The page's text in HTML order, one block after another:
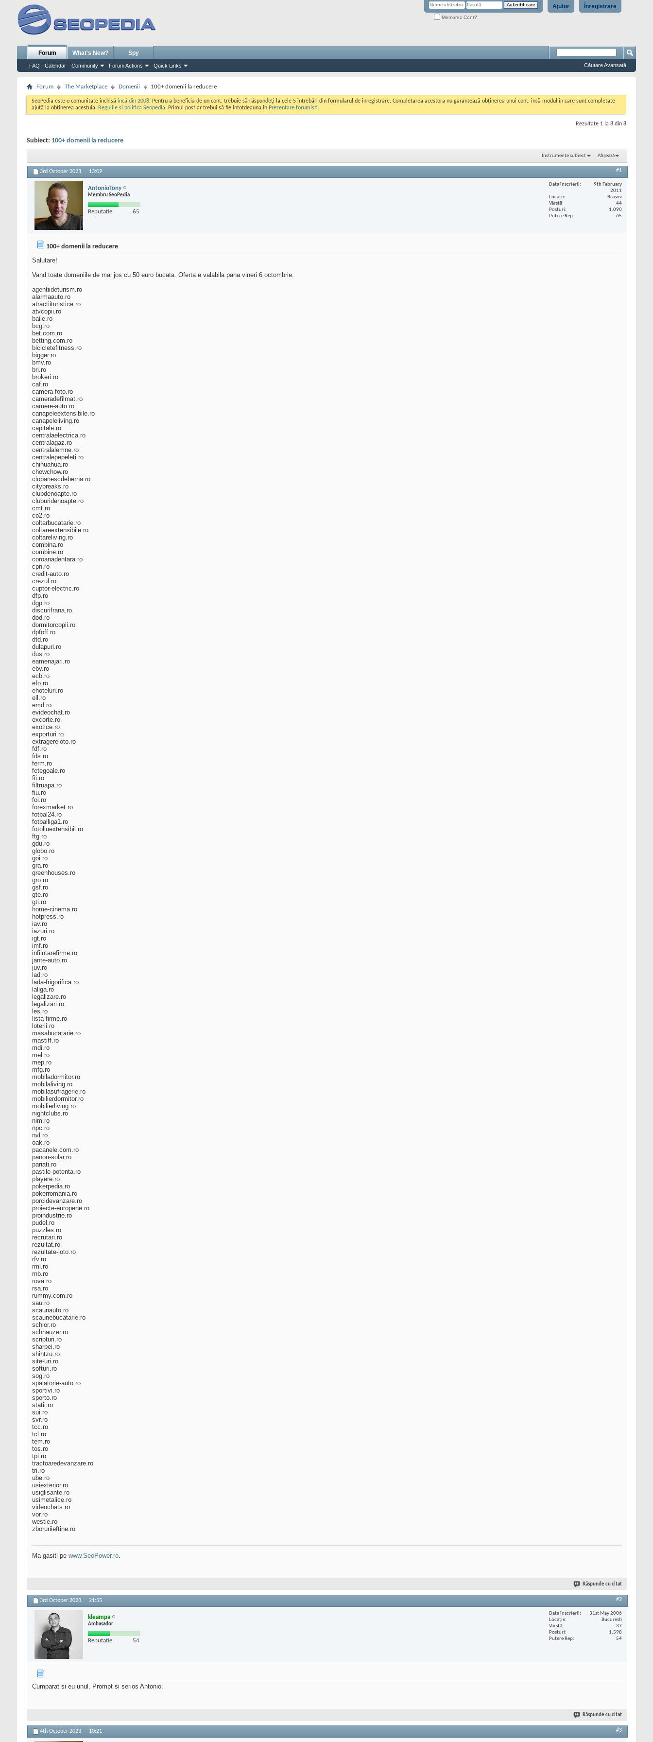
Înregistrare
Ajutor
Memorez Cont?
Forum
FAQ Calendar Community Forum Actions Quick Links
What's New? Spy
Căutare Avansată
Forum The Marketplace Domenii 100+ domenii la reducere
SeoPedia este o comunitate inchisă incă din 2008. Pentru a beneficia de un cont, trebuie să răspundeți la cele 5 întrebări din formularul de înregistrare. Completarea acestora nu garantează obținerea unui cont, însă modul în care sunt completate
ajută la obținerea acestuia. Regulile si politica Seopedia. Primul post ar trebui să fie intotdeauna in Prezentare forumisti.
Rezultate 1 la 8 din 8
Subiect: 100+ domenii la reducere
Instrumente subiect Afișează
3rd October 2023, 13:09 #1
AntonioTony
Membru SeoPedia
Reputatie: 65
Data înscrierii
9th February
2011
Locaţie
Brasov
Vârstă
44
Posturi
1.090
Putere Rep
65
100+ domenii la reducere
Salutare!
Vand toate domeniile de mai jos cu 50 euro bucata. Oferta e valabila pana vineri 6 octombrie.
agentiideturism.ro
alarmaauto.ro
atractiituristice.ro
atvcopii.ro
baile.ro
bcg.ro
bet.com.ro
betting.com.ro
bicicletefitness.ro
bigger.ro
bmv.ro
bri.ro
brokeri.ro
caf.ro
camera-foto.ro
cameradefilmat.ro
camere-auto.ro
canapeleextensibile.ro
canapeleliving.ro
capitale.ro
centralaelectrica.ro
centralagaz.ro
centralalemne.ro
centralepepeleti.ro
chihuahua.ro
chowchow.ro
ciobanescdeberna.ro
citybreaks.ro
clubdenoapte.ro
cluburidenoapte.ro
cmt.ro
co2.ro
coltarbucatarie.ro
coltareextensibile.ro
coltareliving.ro
combina.ro
combine.ro
coroanadentara.ro
cpn.ro
credit-auto.ro
crezul.ro
cuptor-electric.ro
dfp.ro
dgp.ro
discurifrana.ro
dod.ro
dormitorcopii.ro
dpfoff.ro
dtd.ro
dulapuri.ro
dus.ro
eamenajari.ro
ebv.ro
ecb.ro
efo.ro
ehoteluri.ro
ell.ro
emd.ro
evideochat.ro
excorte.ro
exotice.ro
exporturi.ro
extragereloto.ro
fdf.ro
fds.ro
ferm.ro
fetegoale.ro
fii.ro
filtruapa.ro
fiu.ro
foi.ro
forexmarket.ro
fotbal24.ro
fotballiga1.ro
fotoliuextensibil.ro
ftg.ro
gdu.ro
globo.ro
goi.ro
gra.ro
greenhouses.ro
gro.ro
gsf.ro
gte.ro
gti.ro
home-cinema.ro
hotpress.ro
iav.ro
iazuri.ro
igt.ro
imf.ro
infiintarefirme.ro
jante-auto.ro
juv.ro
lad.ro
lada-frigorifica.ro
laliga.ro
legalizare.ro
legalizari.ro
les.ro
lista-firme.ro
loterii.ro
masabucatarie.ro
mastiff.ro
mdi.ro
mel.ro
mep.ro
mfg.ro
mobiladormitor.ro
mobilaliving.ro
mobilasufragerie.ro
mobilierdormitor.ro
mobilierliving.ro
nightclubs.ro
nim.ro
npc.ro
nvl.ro
oak.ro
pacanele.com.ro
panou-solar.ro
pariati.ro
pastile-potenta.ro
playere.ro
pokerpedia.ro
pokerromania.ro
porcidevanzare.ro
proiecte-europene.ro
proindustrie.ro
pudel.ro
puzzles.ro
recrutari.ro
rezultat.ro
rezultate-loto.ro
rfv.ro
rmi.ro
rnb.ro
rova.ro
rsa.ro
rummy.com.ro
sau.ro
scaunauto.ro
scaunebucatarie.ro
schior.ro
schnauzer.ro
scripturi.ro
sharpei.ro
shihtzu.ro
site-uri.ro
softuri.ro
sog.ro
spalatorie-auto.ro
sportivi.ro
sporto.ro
statii.ro
sui.ro
svr.ro
tcc.ro
tcl.ro
tem.ro
tos.ro
tpi.ro
tractoaredevanzare.ro
tri.ro
ube.ro
usiexterior.ro
usiglisante.ro
usimetalice.ro
videochats.ro
vor.ro
westie.ro
zboruriieftine.ro
Ma gasiti pe www.SeoPower.ro.
Răspunde cu citat
3rd October 2023, 21:55 #2
kleampa
Ambasador
Reputatie: 54
Data înscrierii
31st May 2006
Locaţie
Bucuresti
Vârstă
37
Posturi
1.598
Putere Rep
54
Cumparat si eu unul. Prompt si serios Antonio.
Răspunde cu citat
4th October 2023, 10:21 #3